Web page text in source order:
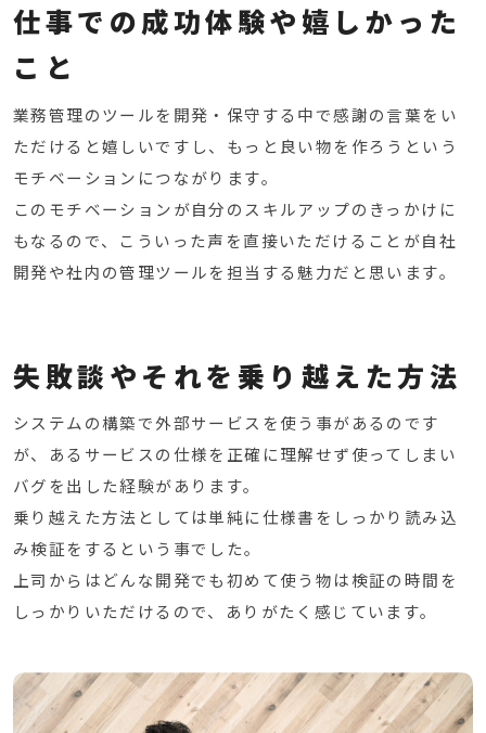
仕事での成功体験や嬉しかった
こと
業務管理のツールを開発・保守する中で感謝の言葉をい
ただけると嬉しいですし、もっと良い物を作ろうという
モチベーションにつながります。
このモチベーションが自分のスキルアップのきっかけに
もなるので、こういった声を直接いただけることが自社
開発や社内の管理ツールを担当する魅力だと思います。
失敗談やそれを乗り越えた方法
システムの構築で外部サービスを使う事があるのです
が、あるサービスの仕様を正確に理解せず使ってしまい
バグを出した経験があります。
乗り越えた方法としては単純に仕様書をしっかり読み込
み検証をするという事でした。
上司からはどんな開発でも初めて使う物は検証の時間を
しっかりいただけるので、ありがたく感じています。